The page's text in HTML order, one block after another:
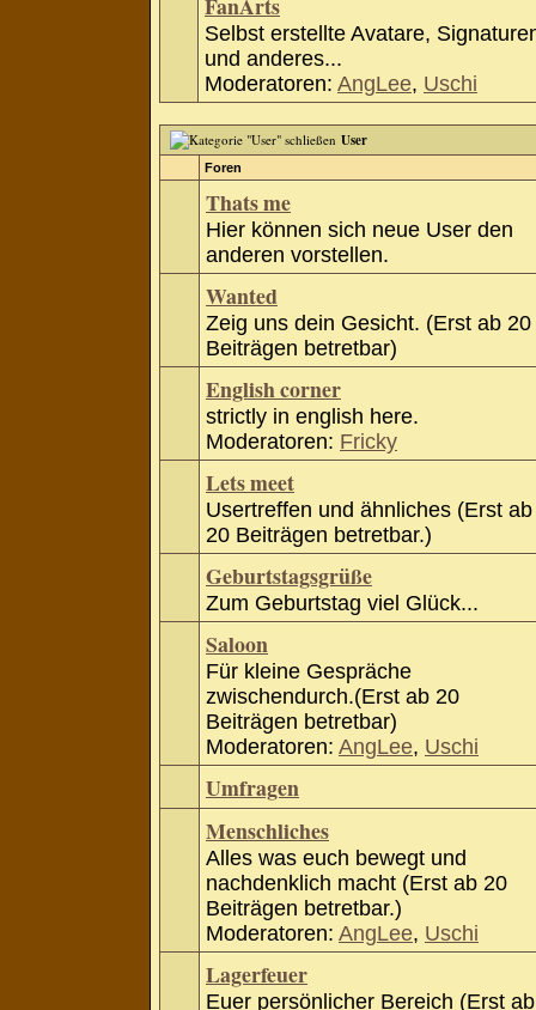
Selbst erstellte Avatare,
und anderes...
Moderatoren: AngLee, Uschi
User
Foren
Thats me
Hier können sich neue User den
anderen vorstellen.
Wanted
Zeig uns dein Gesicht. (Erst ab 20
Beiträgen betretbar)
English corner
strictly in english here.
Moderatoren: Fricky
Lets meet
Usertreffen und ähnliches (Erst ab
20 Beiträgen betretbar.)
Geburtstagsgrüße
Zum Geburtstag viel Glück...
Saloon
Für kleine Gespräche
zwischendurch.(Erst ab 20
Beiträgen betretbar)
Moderatoren: AngLee, Uschi
Umfragen
Menschliches
Alles was euch bewegt und
nachdenklich macht (Erst ab 20
Beiträgen betretbar.)
Moderatoren: AngLee, Uschi
Lagerfeuer
Euer persönlicher Bereich (Erst ab